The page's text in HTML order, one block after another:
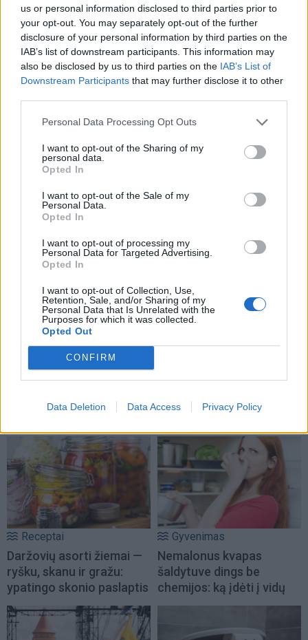
us or personal information disclosed to third parties prior to
your opt-out. You may separately opt-out of the further
disclosure of your personal information by third parties on the
IAB’s list of downstream participants. This information may
also be disclosed by us to third parties on the IAB’s List of
Downstream Participants that may further disclose it to other
Personal Data Processing Opt Outs
I want to opt-out of the Sharing of my
personal data.
Opted In
I want to opt-out of the Sale of my
Personal Data.
Opted In
I want to opt-out of processing my
Personal Data for Targeted Advertising.
Opted In
I want to opt-out of Collection, Use,
Retention, Sale, and/or Sharing of my
Personal Data that Is Unrelated with the
Purposes for which it was collected.
Opted Out
CONFIRM
Data Deletion Data Access Privacy Policy
Horoskopai
Šiais mėnesiais gimę
sėkmingiausi
sėkmė
Receptai
Daržovių asorti žiemai —
ryšku, skanu ir gražu:
ypatingo skonio paslaptis
Gyvenimas
Nemalonus kvapas
šaldytuve dings be
chemijos: ką įdėti į vidų